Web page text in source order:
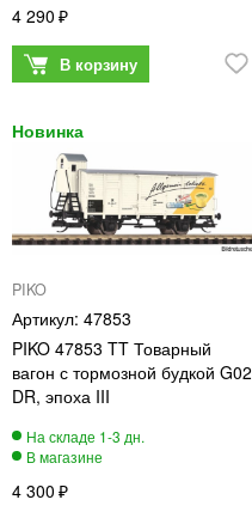
4 290
PIKO
47853
PIKO 47853 TT Товарный
вагон с тормозной будкой G02
DR, эпоха III
4 300